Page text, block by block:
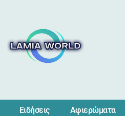
Ειδήσεις Αφιερώματα